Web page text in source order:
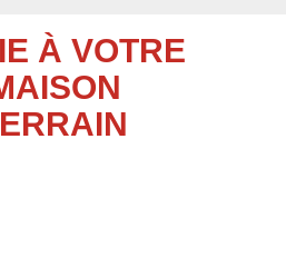
À VOTRE